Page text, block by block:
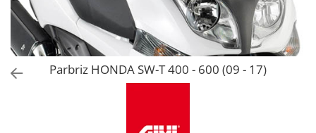
Parbriz HONDA SW-T 400 - 600 (09 - 17)